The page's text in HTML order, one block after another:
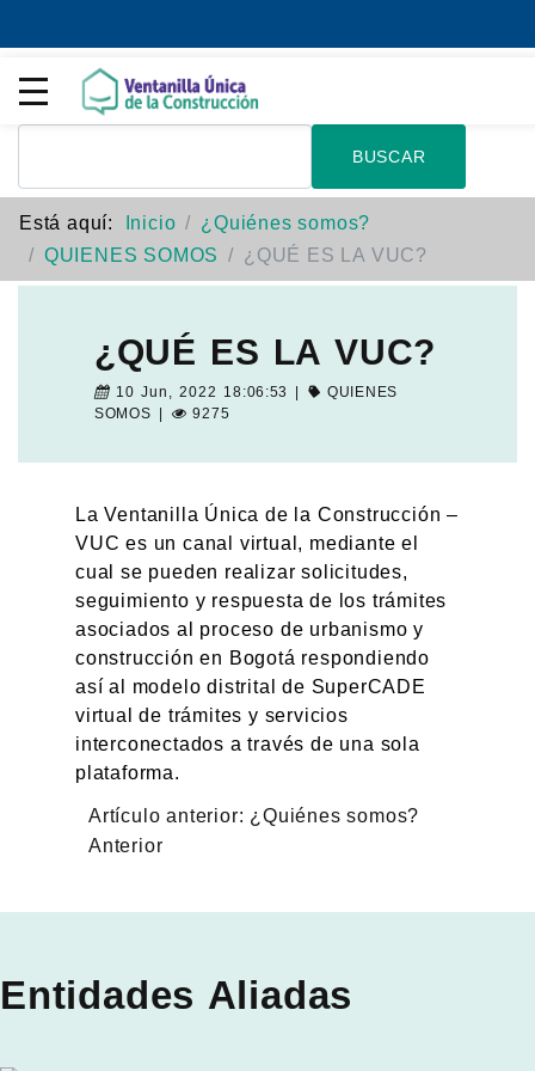
BUSCAR
Está aquí: Inicio
¿Quiénes somos?
QUIENES SOMOS
¿QUÉ ES LA VUC?
¿QUÉ ES LA VUC?
10 Jun, 2022 18:06:53 |
QUIENES
SOMOS
9275
La Ventanilla Única de la Construcción –
VUC es un canal virtual, mediante el
cual se pueden realizar solicitudes,
seguimiento y respuesta de los trámites
asociados al proceso de urbanismo y
construcción en Bogotá respondiendo
así al modelo distrital de SuperCADE
virtual de trámites y servicios
interconectados a través de una sola
plataforma.
Artículo anterior: ¿Quiénes somos?
Anterior
Entidades Aliadas